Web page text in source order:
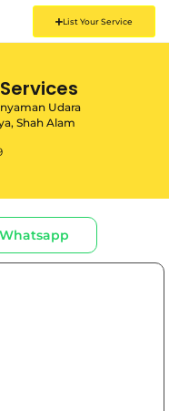
List Your Service
Udara
, Shah Alam
Whatsapp